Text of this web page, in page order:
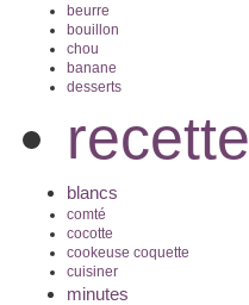
beurre
bouillon
chou
banane
desserts
recette
blancs
comté
cocotte
cookeuse coquette
cuisiner
minutes